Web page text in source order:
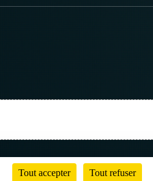
Tout accepter Tout refuser